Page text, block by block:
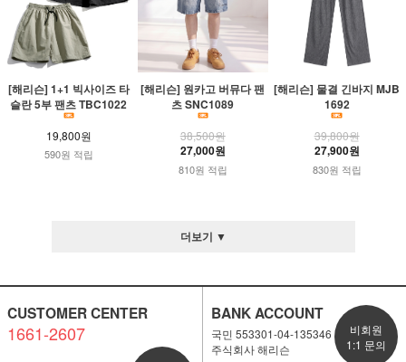
[해리슨] 1+1 빅사이즈 타
슬란 5부 팬츠 TBC1022
19,800원
590원 적립
[해리슨] 원카고 버뮤다 팬
츠 SNC1089
38,500원
27,000원
810원 적립
[해리슨] 물결 긴바지 MJB
1692
39,800원
27,900원
830원 적립
더보기 ▼
CUSTOMER CENTER
1661-2607
BANK ACCOUNT
국민 553301-04-135346
주식회사 해리슨
비회원
1:1 문의